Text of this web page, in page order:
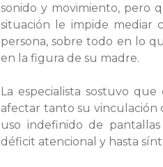
sonido y movimiento, pero
situación le impide mediar
persona, sobre todo en lo
en la figura de su madre.
La especialista sostuvo
afectar tanto su vinculación
uso indefinido de
déficit atencional y hasta